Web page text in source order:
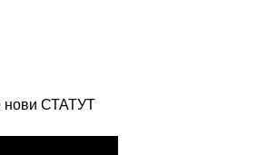
нови СТАТУТ